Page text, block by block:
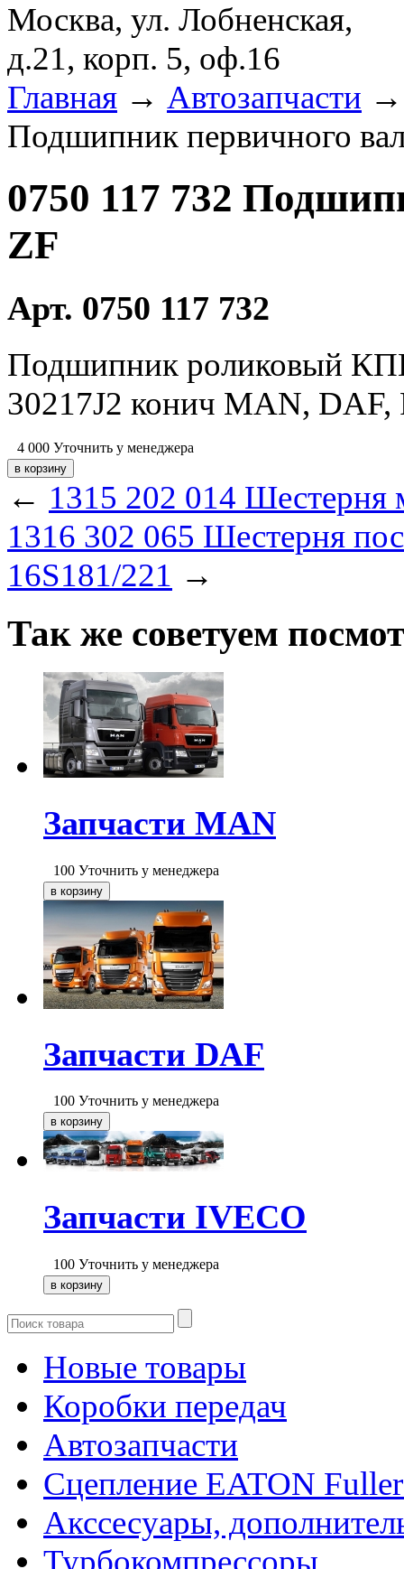
Москва, ул. Лобненская,
д.21, корп. 5, оф.16
Главная → Автозапчасти
Подшипник первичного
0750 117 732
ZF
Арт. 0750 117 732
Подшипник роликовый
30217J2 конич MAN, DAF,
4 000 Уточнить у менеджера
← 1315 202 014 Шестерня
1316 302 065 Шестерня
16S181/221 →
Так же советуем
Запчасти MAN
100 Уточнить у менеджера
Запчасти DAF
100 Уточнить у менеджера
Запчасти IVECO
100 Уточнить у менеджера
Новые товары
Коробки передач
Автозапчасти
Сцепление EATON
Акссесуары,
Турбокомпрессоры